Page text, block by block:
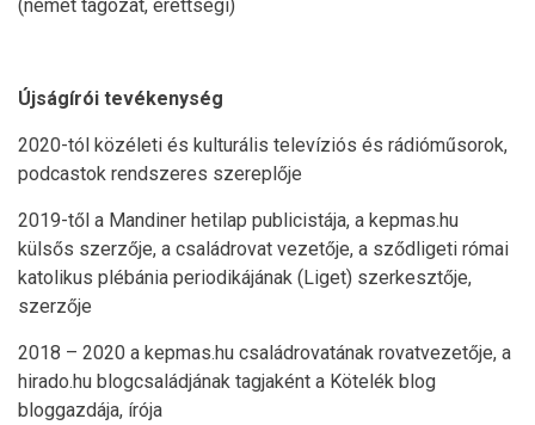
(német tagozat, érettségi)
Újságírói tevékenység
2020-tól közéleti és kulturális televíziós és rádióműsorok,
podcastok rendszeres szereplője
2019-től a Mandiner hetilap publicistája, a kepmas.hu
külsős szerzője, a családrovat vezetője, a sződligeti római
katolikus plébánia periodikájának (Liget) szerkesztője,
szerzője
2018 – 2020 a kepmas.hu családrovatának rovatvezetője, a
hirado.hu blogcsaládjának tagjaként a Kötelék blog
bloggazdája, írója